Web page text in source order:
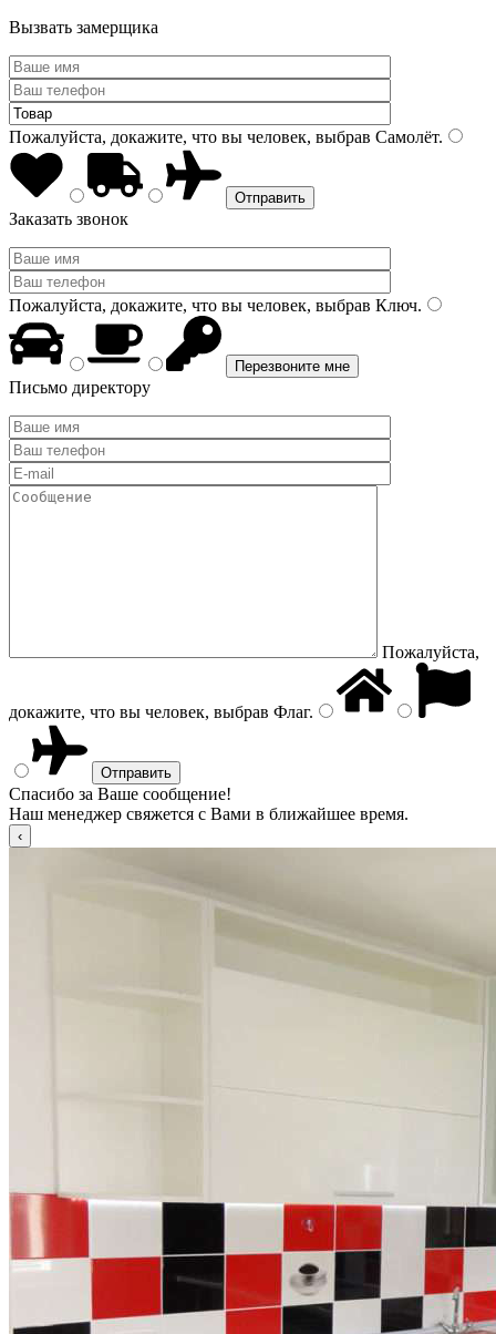
Вызвать замерщика
Пожалуйста, докажите, что вы человек, выбрав Самолёт.
Заказать звонок
Пожалуйста, докажите, что вы человек, выбрав Ключ.
Письмо директору
Пожалуйста,
докажите, что вы человек, выбрав Флаг.
Спасибо за Ваше сообщение!
Наш менеджер свяжется с Вами в ближайшее время.